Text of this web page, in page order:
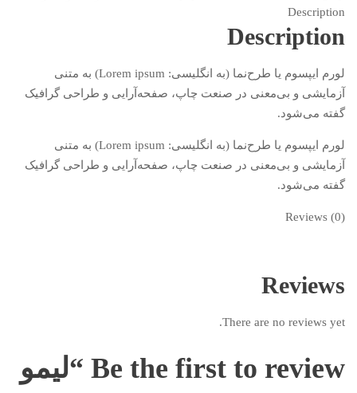
Description
Description
لورم ایپسوم یا طرح‌نما (به انگلیسی: Lorem ipsum) به متنی
آزمایشی و بی‌معنی در صنعت چاپ، صفحه‌آرایی و طراحی گرافیک
گفته می‌شود.
لورم ایپسوم یا طرح‌نما (به انگلیسی: Lorem ipsum) به متنی
آزمایشی و بی‌معنی در صنعت چاپ، صفحه‌آرایی و طراحی گرافیک
گفته می‌شود.
Reviews (0)
Reviews
There are no reviews yet.
Be the first to review “لیمو